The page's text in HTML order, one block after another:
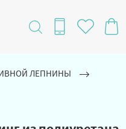
ЛЕПНИНЫ